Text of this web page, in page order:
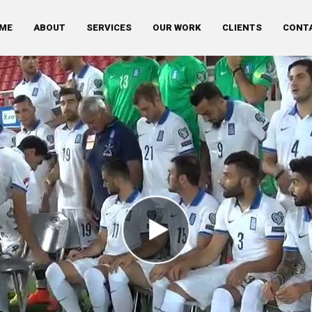
ABOUT SERVICES OUR WORK CLIENTS